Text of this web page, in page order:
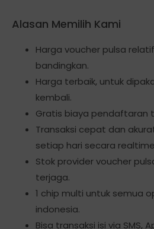
Alasan Memilih Kami
Harga voucher pulsa
bandingkan.
Harga terbaik, untuk
kembali.
Gratis biaya pendaftaran
Transaksi cepat dan
setiap hari secara
Stok provider voucher
terjaga.
1 chip multi untuk semua
indonesia.
Bisa transaksi isi via SMS,